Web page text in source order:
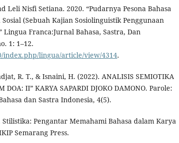
Leli Nisfi Setiana. 2020. “Pudarnya Pesona Bahasa
(Sebuah Kajian Sosiolinguistik Penggunaan
Lingua Franca:Jurnal Bahasa, Sastra, Dan
1: 1–12.
index.php/lingua/article/view/4314.
R. T., & Isnaini, H. (2022). ANALISIS SEMIOTIKA
DOA: II” KARYA SAPARDI DJOKO DAMONO. Parole:
dan Sastra Indonesia, 4(5).
Pengantar Memahami Bahasa dalam Karya
Semarang Press.